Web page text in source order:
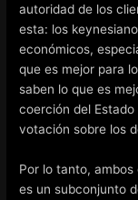
autoridad de los
esta: los
económicos,
que es mejor para
saben lo que es
coerción del
votación sobre los
Por lo tanto,
es un subconjunto